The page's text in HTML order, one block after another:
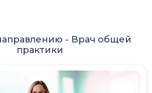
- Врач общей
практики